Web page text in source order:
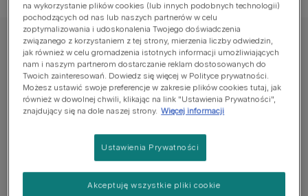
CAT CHOW
PURINA® CAT CHOW® Adult - Karma dla
dorosłych kotów z Łososiem
Jeszcze nie dodano głosów
Dostępne rozmiary: 15kg
Starannie przygotowana z naturalnymi składnikami w
na wykorzystanie plików cookies (lub innych podobnych technologii)
pochodzących od nas lub naszych partnerów w celu
zoptymalizowania i udoskonalenia Twojego doświadczenia
związanego z korzystaniem z tej strony, mierzenia liczby odwiedzin,
jak również w celu gromadzenia istotnych informacji umożliwiających
nam i naszym partnerom dostarczanie reklam dostosowanych do
Twoich zainteresowań. Dowiedz się więcej w Polityce prywatności.
Możesz ustawić swoje preferencje w zakresie plików cookies tutaj, jak
również w dowolnej chwili, klikając na link "Ustawienia Prywatności",
znajdujący się na dole naszej strony. Więcej informacji
Ustawienia Prywatności
Akceptuję wszystkie pliki cookie